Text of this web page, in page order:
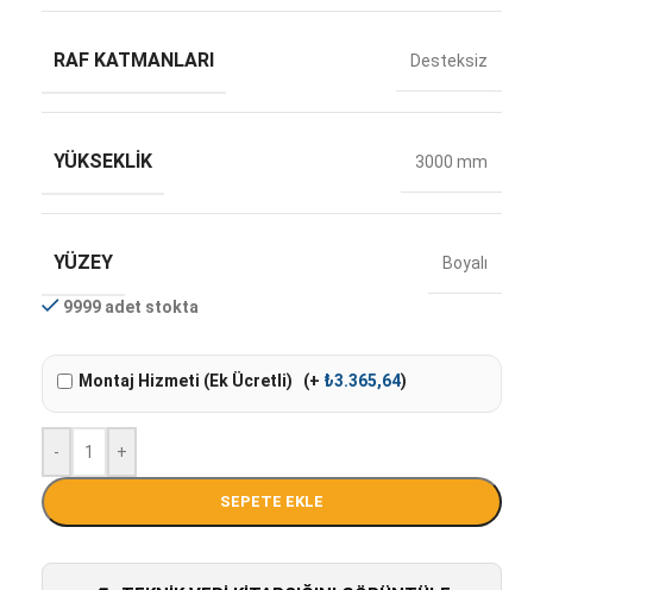
RAF KATMANLARI Desteksiz
YÜKSEKLIK 3000 mm
YÜZEY Boyalı
9999 adet stokta
Montaj Hizmeti (Ek Ücretli) (+ ₺3.365,64)
- +
SEPETE EKLE